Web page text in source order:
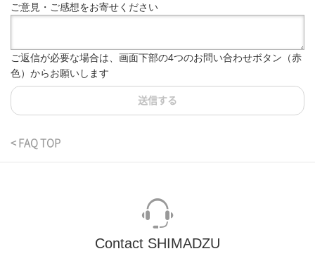
ご意見・ご感想をお寄せください
ご返信が必要な場合は、画面下部の4つのお問い合わせボタン（赤
色）からお願いします
送信する
< FAQ TOP
Contact SHIMADZU